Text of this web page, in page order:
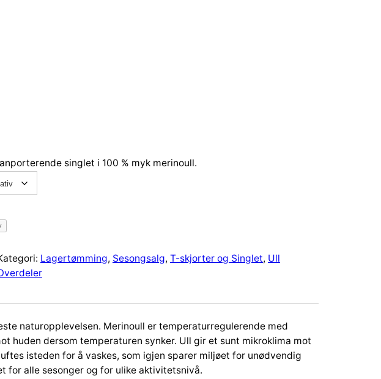
singlet i 100 % myk merinoull.
Lagertømming, Sesongsalg, T-skjorter og Singlet, Ull
naturopplevelsen. Merinoull er temperaturregulerende med
huden dersom temperaturen synker. Ull gir et sunt mikroklima mot
isteden for å vaskes, som igjen sparer miljøet for unødvendig
for alle sesonger og for ulike aktivitetsnivå.